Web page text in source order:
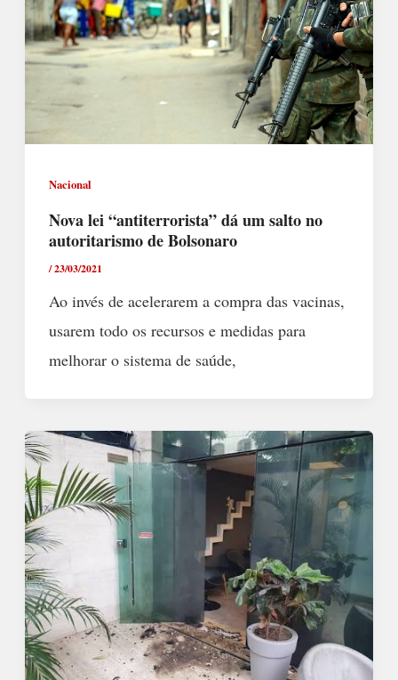
Nacional
Nova lei “antiterrorista” dá um salto no
autoritarismo de Bolsonaro
/23/03/2021
Ao invés de acelerarem a compra das vacinas,
usarem todo os recursos e medidas para
melhorar o sistema de saúde,